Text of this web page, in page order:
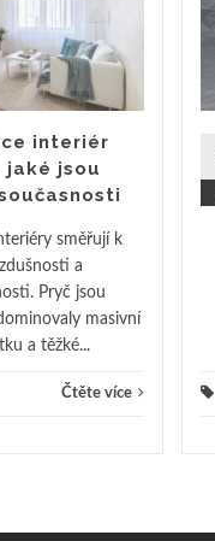
interiér
jaké jsou
směřují k
a
Pryč jsou
masivní
a těžké...
Čtěte více